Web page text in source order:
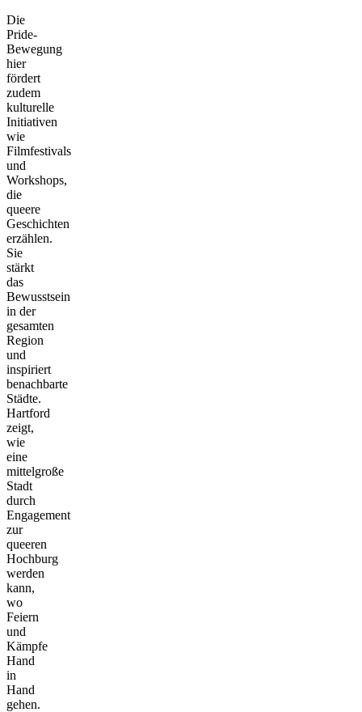
Die
Pride-
Bewegung
hier
fördert
zudem
kulturelle
Initiativen
wie
Filmfestivals
und
Workshops,
die
queere
Geschichten
erzählen.
Sie
stärkt
das
Bewusstsein
in der
gesamten
Region
und
inspiriert
benachbarte
Städte.
Hartford
zeigt,
wie
eine
mittelgroße
Stadt
durch
Engagement
zur
queeren
Hochburg
werden
kann,
wo
Feiern
und
Kämpfe
Hand
in
Hand
gehen.